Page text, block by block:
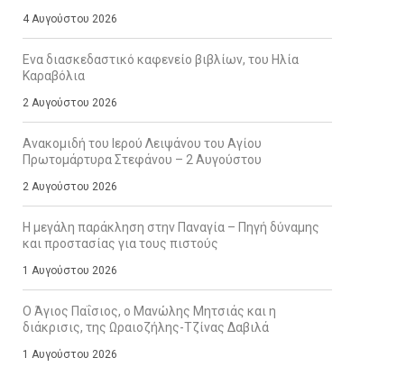
4 Αυγούστου 2026
Ενα διασκεδαστικό καφενείο βιβλίων, του Ηλία
Καραβόλια
2 Αυγούστου 2026
Ανακομιδή του Ιερού Λειψάνου του Αγίου
Πρωτομάρτυρα Στεφάνου – 2 Αυγούστου
2 Αυγούστου 2026
Η μεγάλη παράκληση στην Παναγία – Πηγή δύναμης
και προστασίας για τους πιστούς
1 Αυγούστου 2026
Ο Άγιος Παΐσιος, ο Μανώλης Μητσιάς και η
διάκρισις, της Ωραιοζήλης-Τζίνας Δαβιλά
1 Αυγούστου 2026